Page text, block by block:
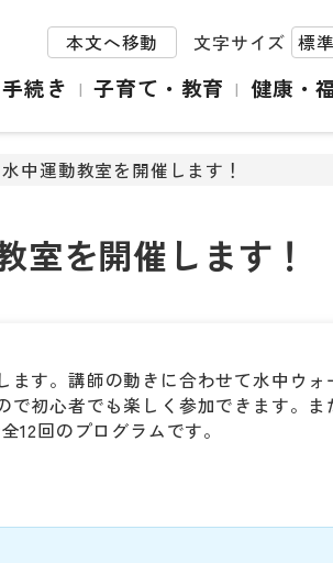
本文へ移動 文字サイズ 標準
続き 子育て・教育 健康・
中運動教室を開催します！
室を開催します！
す。講師の動きに合わせて水中ウォ
初心者でも楽しく参加できます。
12回のプログラムです。